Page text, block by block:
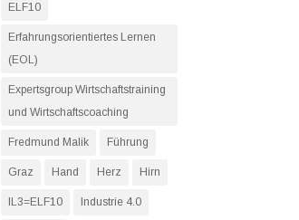
ELF10
Erfahrungsorientiertes Lernen
(EOL)
Expertsgroup Wirtschaftstraining
und Wirtschaftscoaching
Fredmund Malik Führung
Graz Hand Herz Hirn
IL3=ELF10 Industrie 4.0